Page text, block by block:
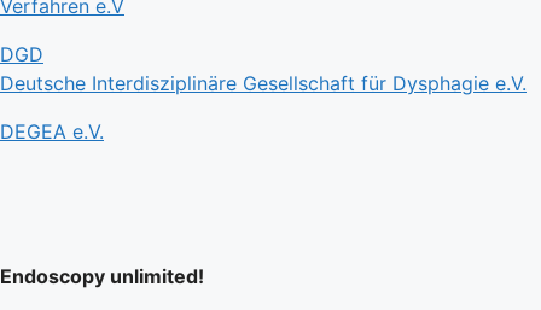
Verfahren e.V
DGD
Deutsche Interdisziplinäre Gesellschaft für Dysphagie e.V.
DEGEA e.V.
Endoscopy unlimited!